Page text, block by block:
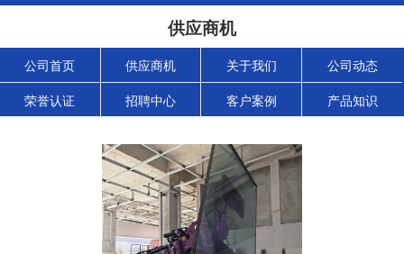
供应商机
公司首页 供应商机 关于我们 公司动态
荣誉认证 招聘中心 客户案例 产品知识